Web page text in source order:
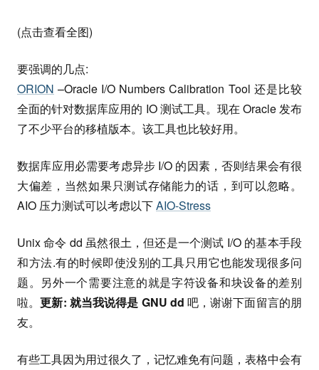
(点击查看全图)
要强调的几点:
ORION –Oracle I/O Numbers Calibration Tool 还是比较
全面的针对数据库应用的 IO 测试工具。现在 Oracle 发布
了不少平台的移植版本。该工具也比较好用。
数据库应用必需要考虑异步 I/O 的因素，否则结果会有很
大偏差，当然如果只测试存储能力的话，到可以忽略。
AIO 压力测试可以考虑以下AIO-Stress
Unix 命令 dd 虽然很土，但还是一个测试 I/O 的基本手段
和方法.有的时候即使没别的工具只用它也能发现很多问
题。另外一个需要注意的就是字符设备和块设备的差别
啦。更新: 就当我说得是 GNU dd 吧，谢谢下面留言的朋
友。
有些工具因为用过很久了，记忆难免有问题，表格中会有